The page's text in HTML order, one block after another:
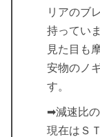
リアのブ
持ってい
見た目も
安物のノ
す。
➡減速比の
現在はＳ